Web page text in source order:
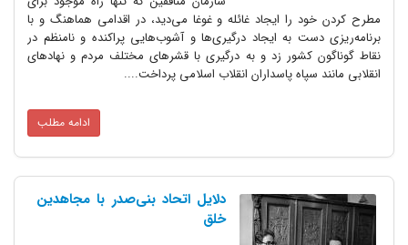
مطرح کردن خود را ایجاد غائله و غوغا می‌دید، در اقدامی هماهنگ و با
برنامه‌ریزی دست به ایجاد درگیری‌ها و آشوب‌هایی پراکنده و نامنظم در
نقاط گوناگون کشور زد و به درگیری با قشرهای مختلف مردم و نهادهای
انقلابی مانند سپاه پاسداران انقلاب اسلامی پرداخت....
ادامه مطلب
دلایل اتحاد بنی‌صدر با مجاهدین
خلق